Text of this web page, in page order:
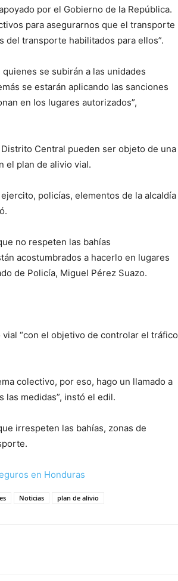
por el Gobierno de la República.
para asegurarnos que el transporte
transporte habilitados para ellos”.
se subirán a las unidades
se estarán aplicando las sanciones
en los lugares autorizados”,
Central pueden ser objeto de una
el plan de alivio vial.
policías, elementos de la alcaldía
no respeten las bahías
acostumbrados a hacerlo en lugares
de Policía, Miguel Pérez Suazo.
“con el objetivo de controlar el tráfico
colectivo, por eso, hago un llamado a
las medidas”, instó el edil.
irrespeten las bahías, zonas de
en Honduras
Noticias plan de alivio